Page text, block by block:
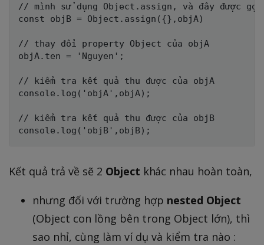
// mình sử dụng Object.assign, và đây được gọi
const objB = Object.assign({},objA)
// thay đổi property Object của objA
objA.ten = 'Nguyen';
// kiểm tra kết quả thu được của objA
console.log('objA',objA);
// kiểm tra kết quả thu được của objB
Kết quả trả về sẽ 2 Object khác nhau hoàn toàn,
nhưng đối với trường hợp nested Object
(Object con lồng bên trong Object lớn), thì
sao nhỉ, cùng làm ví dụ và kiểm tra nào :